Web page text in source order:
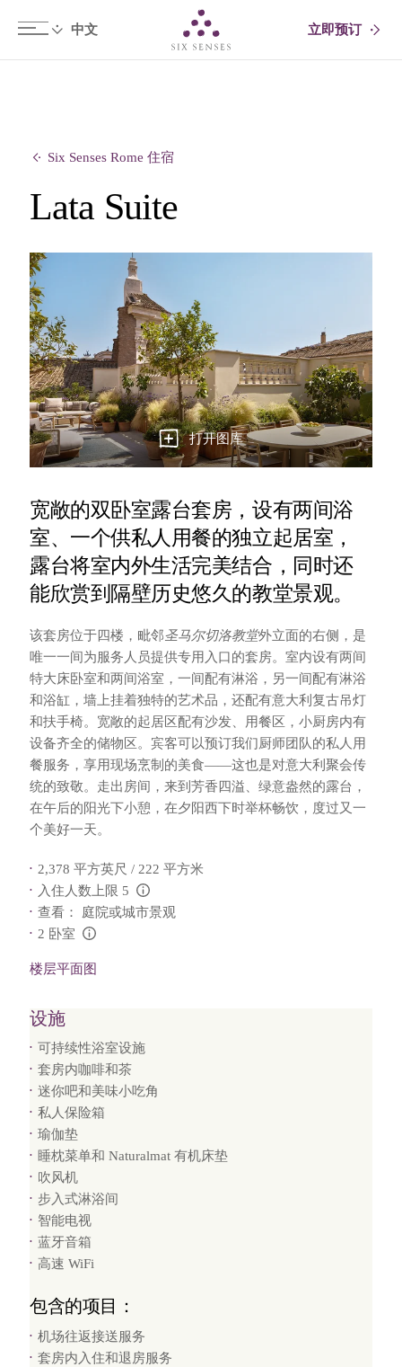
立即预订
Six Senses Rome 住宿
Lata Suite
打开图库
宽敞的双卧室露台套房，设有两间浴
室、一个供私人用餐的独立起居室，
露台将室内外生活完美结合，同时还
能欣赏到隔壁历史悠久的教堂景观。
该套房位于四楼，毗邻圣马尔切洛教堂外立面的右侧，是
唯一一间为服务人员提供专用入口的套房。室内设有两间
特大床卧室和两间浴室，一间配有淋浴，另一间配有淋浴
和浴缸，墙上挂着独特的艺术品，还配有意大利复古吊灯
和扶手椅。宽敞的起居区配有沙发、用餐区，小厨房内有
设备齐全的储物区。宾客可以预订我们厨师团队的私人用
餐服务，享用现场烹制的美食——这也是对意大利聚会传
统的致敬。走出房间，来到芳香四溢、绿意盎然的露台，
在午后的阳光下小憩，在夕阳西下时举杯畅饮，度过又一
个美好一天。
2,378 平方英尺 / 222 平方米
入住人数上限 5
查看： 庭院或城市景观
2 卧室
楼层平面图
设施
可持续性浴室设施
套房内咖啡和茶
迷你吧和美味小吃角
私人保险箱
瑜伽垫
睡枕菜单和 Naturalmat 有机床垫
吹风机
步入式淋浴间
智能电视
蓝牙音箱
高速 WiFi
包含的项目：
机场往返接送服务
套房内入住和退房服务